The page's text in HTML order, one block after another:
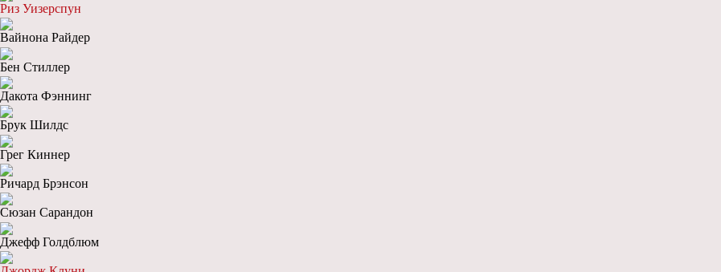
Риз Уизерспун
Вайнона Райдер
Бен Стиллер
Дакота Фэннинг
Брук Шилдс
Грег Киннер
Ричард Брэнсон
Сюзан Сарандон
Джефф Голдблюм